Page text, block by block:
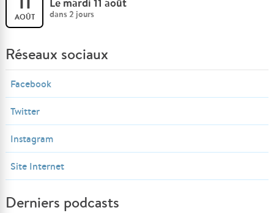
AOÛT dans 2 jours
Réseaux sociaux
Facebook
Twitter
Instagram
Site Internet
Derniers podcasts